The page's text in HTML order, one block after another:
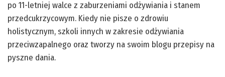
po 11-letniej walce z zaburzeniami odżywiania i stanem
przedcukrzycowym. Kiedy nie pisze o zdrowiu
holistycznym, szkoli innych w zakresie odżywiania
przeciwzapalnego oraz tworzy na swoim blogu przepisy na
pyszne dania.